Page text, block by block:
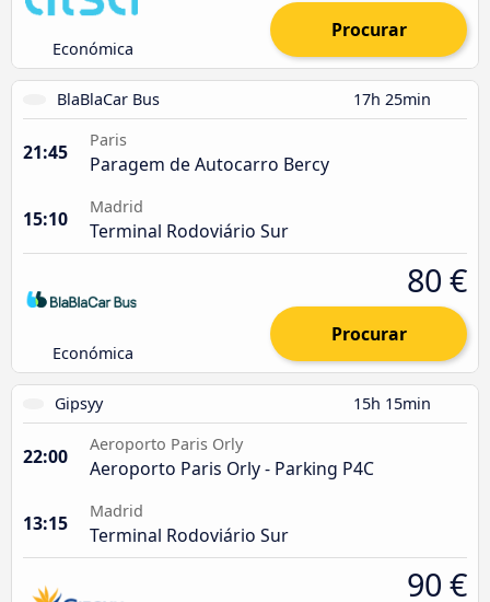
Económica
Procurar
BlaBlaCar Bus 17h 25min
21:45
Paris
Paragem de Autocarro Bercy
15:10
Madrid
Terminal Rodoviário Sur
Económica
80 €
Procurar
Gipsyy 15h 15min
22:00
Aeroporto Paris Orly
Aeroporto Paris Orly - Parking P4C
13:15
Madrid
Terminal Rodoviário Sur
90 €